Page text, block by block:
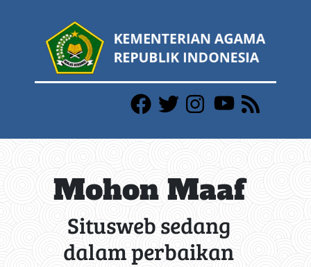
Mohon Maaf
Situsweb sedang
dalam perbaikan